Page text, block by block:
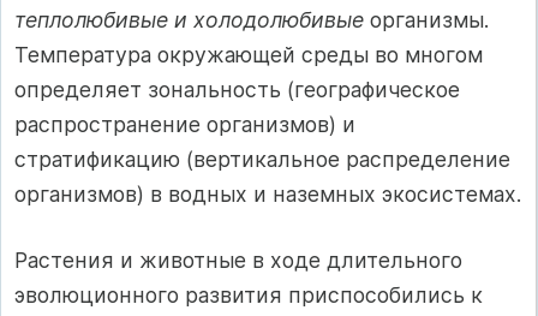
теплолюбивые и холодолюбивые организмы.
Температура окружающей среды во многом
определяет зональность (географическое
распространение организмов) и
стратификацию (вертикальное распределение
организмов) в водных и наземных экосистемах.
Растения и животные в ходе длительного
эволюционного развития приспособились к